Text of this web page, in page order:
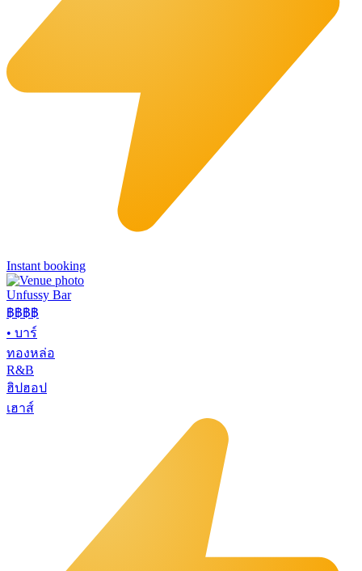
Instant booking
Unfussy Bar
฿฿฿฿
• บาร์
ทองหล่อ
R&B
ฮิปฮอป
เฮาส์